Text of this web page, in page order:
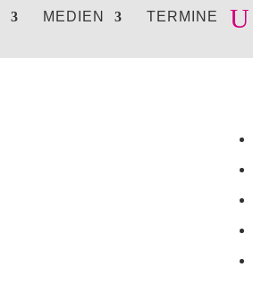
MEDIEN TERMINE